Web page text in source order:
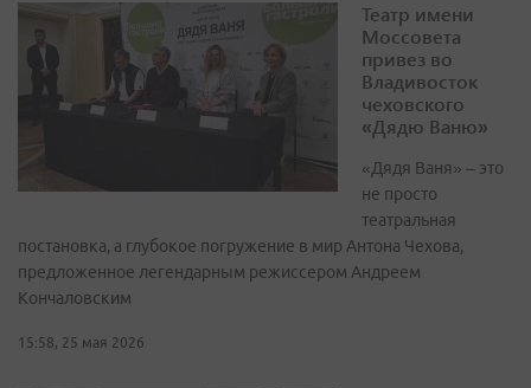
Театр имени
Моссовета
привез во
Владивосток
чеховского
«Дядю Ваню»
«Дядя Ваня» – это
не просто
театральная
постановка, а глубокое погружение в мир Антона Чехова,
предложенное легендарным режиссером Андреем
Кончаловским
15:58, 25 мая 2026